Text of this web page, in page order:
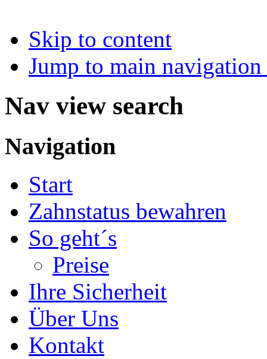
Skip to content
Jump to main
Nav view search
Navigation
Start
Zahnstatus bewahren
So geht´s
Preise
Ihre Sicherheit
Über Uns
Kontakt